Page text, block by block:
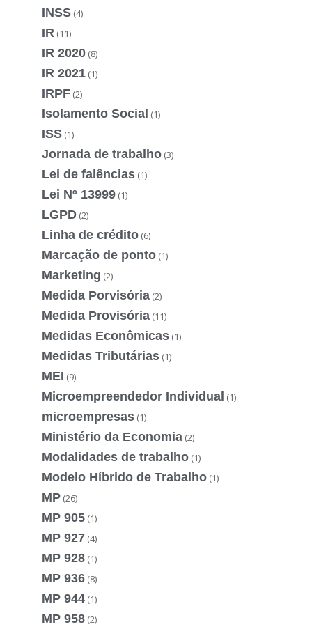
INSS (4)
IR (11)
IR 2020 (8)
IR 2021 (1)
IRPF (2)
Isolamento Social (1)
ISS (1)
Jornada de trabalho (3)
Lei de falências (1)
Lei Nº 13999 (1)
LGPD (2)
Linha de crédito (6)
Marcação de ponto (1)
Marketing (2)
Medida Porvisória (2)
Medida Provisória (11)
Medidas Econômicas (1)
Medidas Tributárias (1)
MEI (9)
Microempreendedor Individual (1)
microempresas (1)
Ministério da Economia (2)
Modalidades de trabalho (1)
Modelo Híbrido de Trabalho (1)
MP (26)
MP 905 (1)
MP 927 (4)
MP 928 (1)
MP 936 (8)
MP 944 (1)
MP 958 (2)